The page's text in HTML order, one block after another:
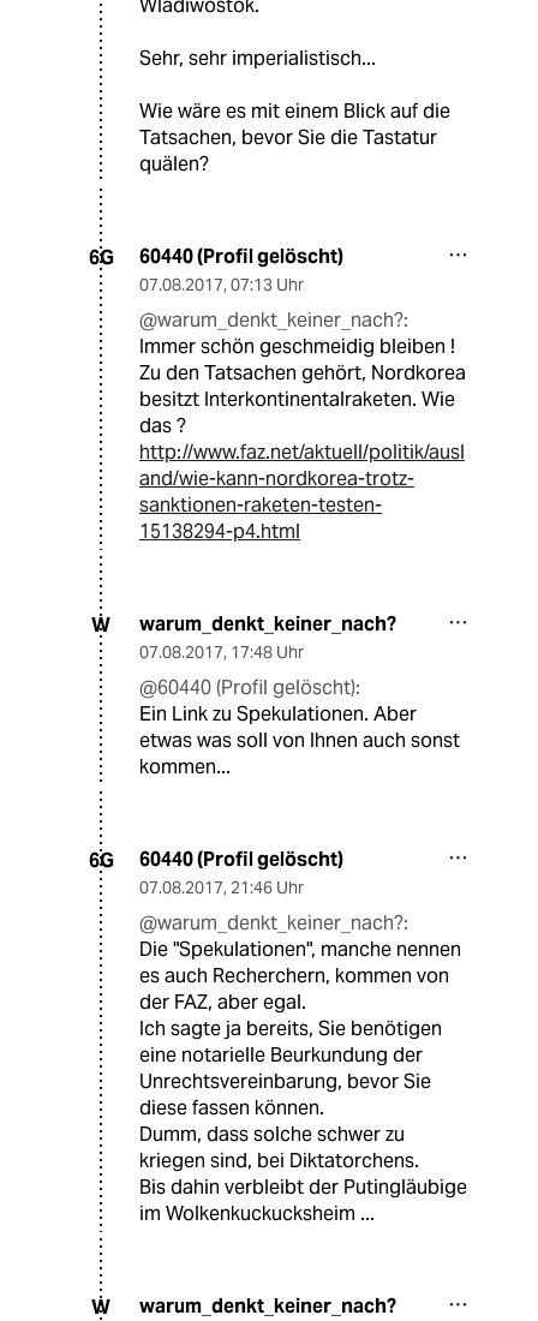
Wladiwostok.
Sehr, sehr imperialistisch...
Wie wäre es mit einem Blick auf die
Tatsachen, bevor Sie die Tastatur
quälen?
6G 60440 (Profil gelöscht)
07.08.2017, 07:13 Uhr
@warum_denkt_keiner_nach?:
Immer schön geschmeidig bleiben !
Zu den Tatsachen gehört, Nordkorea
besitzt Interkontinentalraketen. Wie
das ?
http://www.faz.net/aktuell/politik/ausl
and/wie-kann-nordkorea-trotz-
sanktionen-raketen-testen-
15138294-p4.html
W warum_denkt_keiner_nach?
07.08.2017, 17:48 Uhr
@60440 (Profil gelöscht):
Ein Link zu Spekulationen. Aber
etwas was soll von Ihnen auch sonst
kommen...
6G 60440 (Profil gelöscht)
07.08.2017, 21:46 Uhr
@warum_denkt_keiner_nach?:
Die "Spekulationen", manche nennen
es auch Recherchern, kommen von
der FAZ, aber egal.
Ich sagte ja bereits, Sie benötigen
eine notarielle Beurkundung der
Unrechtsvereinbarung, bevor Sie
diese fassen können.
Dumm, dass solche schwer zu
kriegen sind, bei Diktatorchens.
Bis dahin verbleibt der Putingläubige
im Wolkenkuckucksheim ...
W warum_denkt_keiner_nach?